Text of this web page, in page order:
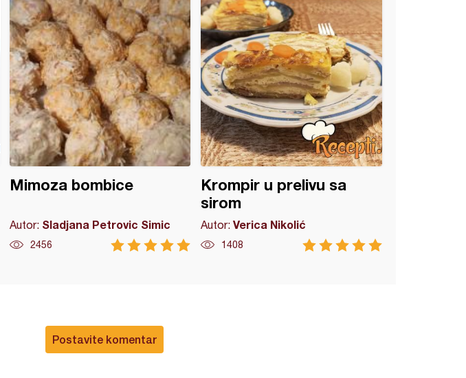
Mimoza bombice
Autor: Sladjana Petrovic Simic
2456
Krompir u prelivu sa
sirom
Autor:Verica Nikolić
1408
Postavite komentar